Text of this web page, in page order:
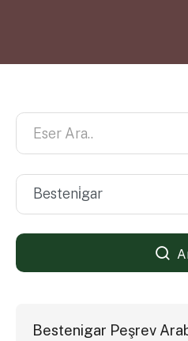
Bestenigar Peşrev